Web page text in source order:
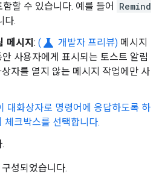
함할 수 있습니다. 예를 들어
Remind
다.
메시지 : ( science 개발자 프리뷰) 메시지
사용자에게 표시되는 토스트 알림
자를 열지 않는 메시지 작업에만 사
대화상자로 명령어에 응답하도록 하
체크박스를 선택합니다.
성되었습니다.